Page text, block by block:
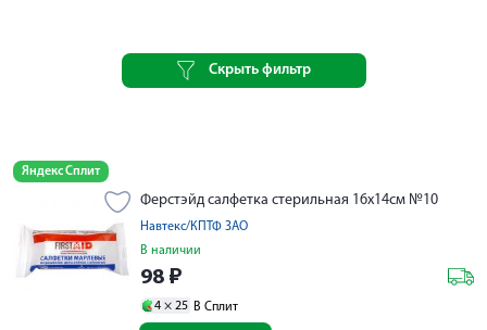
Скрыть фильтр
Яндекс Сплит
Ферстэйд салфетка стерильная 16х14см №10
Навтекс/КПТФ ЗАО
В наличии
98 ₽
4 × 25 В Сплит